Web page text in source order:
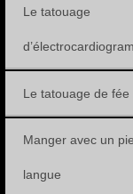
Le tatouage
Le tatouage de fée
Manger avec un
langue